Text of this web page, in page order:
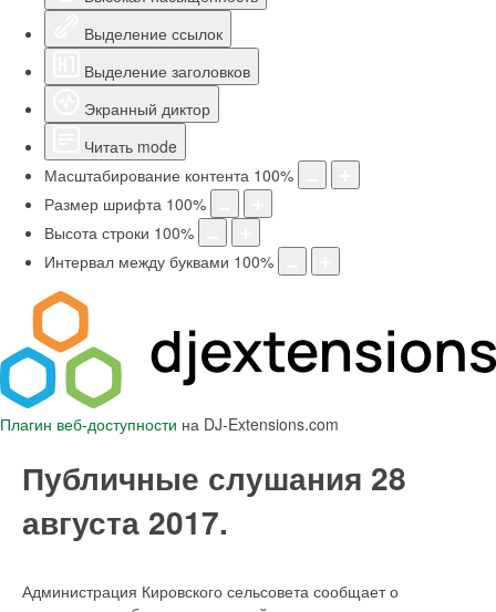
Выделение ссылок
Выделение заголовков
Экранный диктор
Читать mode
Масштабирование контента 100%
Размер шрифта 100%
Высота строки 100%
Интервал между буквами 100%
Плагин веб-доступности на DJ-Extensions.com
Публичные слушания 28
августа 2017.
Администрация Кировского сельсовета сообщает о